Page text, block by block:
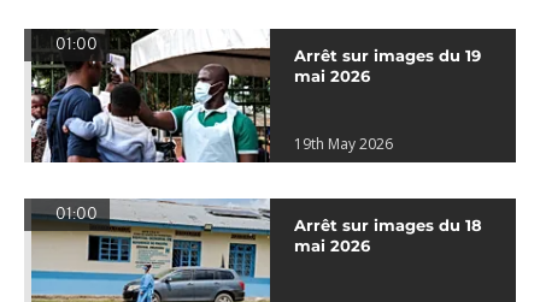
01:00
Arrêt sur images du 19
mai 2026
19th May 2026
01:00
Arrêt sur images du 18
mai 2026